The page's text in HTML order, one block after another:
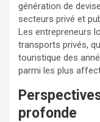
génération de
secteurs privé et
Les entrepreneurs
transports privés,
touristique des
parmi les plus
profonde